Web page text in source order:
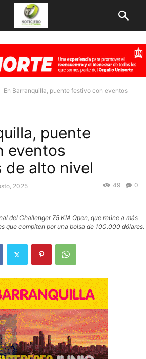
En Barranquilla, puente festivo con eventos
puente
eventos
alto nivel
2025 0
49
del Challenger 75 KIA Open, que reúne a más
que compiten por una bolsa de 100.000 dólares.